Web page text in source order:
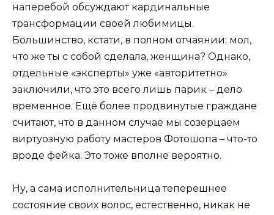
наперебой обсуждают кардинальные
трансформации своей любимицы.
Большинство, кстати, в полном отчаянии: мол,
что же ты с собой сделала, женщина? Однако,
отдельные «эксперты» уже «авторитетно»
заключили, что это всего лишь парик – дело
временное. Ещё более продвинутые граждане
считают, что в данном случае мы созерцаем
виртуозную работу мастеров Фотошопа – что-то
вроде фейка. Это тоже вполне вероятно.
Ну, а сама исполнительница теперешнее
состояние своих волос, естественно, никак не